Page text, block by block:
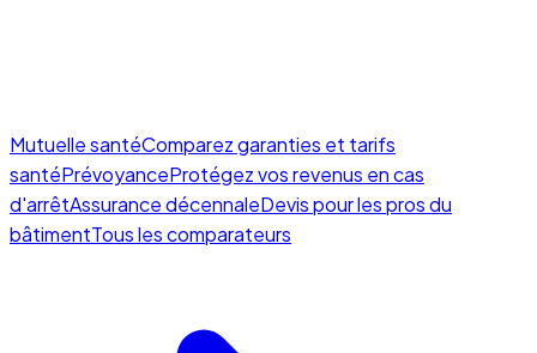
Mutuelle santéComparez garanties et tarifs
santéPrévoyanceProtégez vos revenus en cas
d'arrêtAssurance décennaleDevis pour les pros du
bâtimentTous les comparateurs